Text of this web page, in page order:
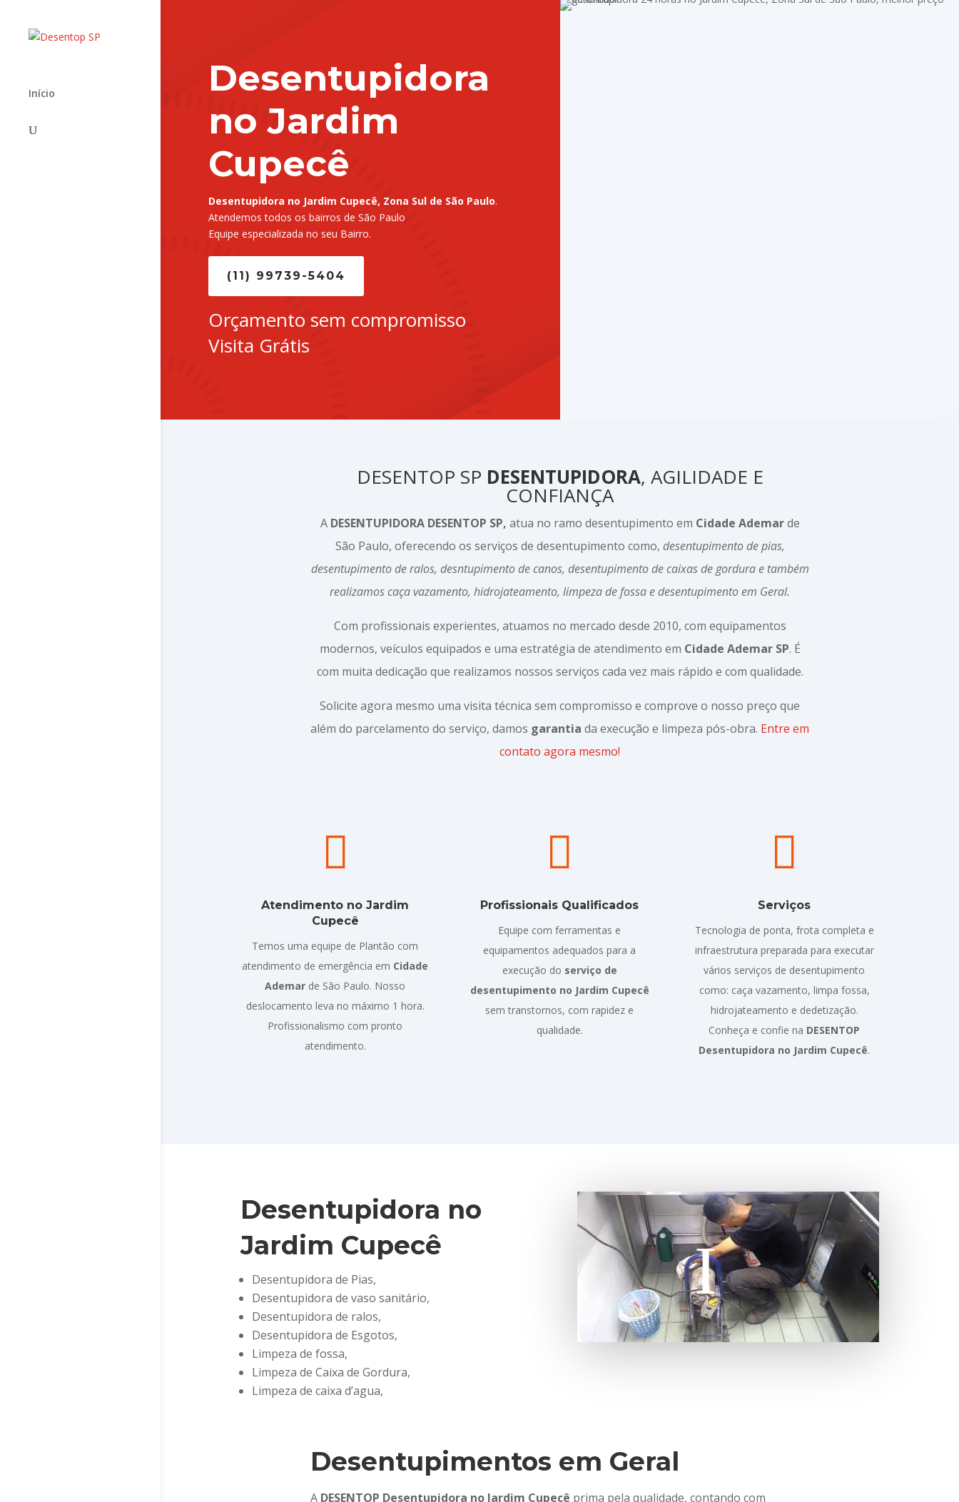
Início
Desentupidora
no Jardim
Cupecê
Desentupidora no Jardim Cupecê, Zona Sul de São Paulo.
Atendemos todos os bairros de São Paulo
Equipe especializada no seu Bairro.
(11) 99739-5404
Orçamento sem compromisso
Visita Grátis
DESENTOP SP DESENTUPIDORA, AGILIDADE E
CONFIANÇA
A DESENTUPIDORA DESENTOP SP, atua no ramo desentupimento em Cidade Ademarde
São Paulo, oferecendo os serviços de desentupimento como, desentupimento de pias,
desentupimento de ralos, desntupimento de canos, desentupimento de caixas de gordura e também
realizamos caça vazamento, hidrojateamento, limpeza de fossa e desentupimento em Geral.
Com profissionais experientes, atuamos no mercado desde 2010, com equipamentos
modernos, veículos equipados e uma estratégia de atendimento em Cidade Ademar SP. É
com muita dedicação que realizamos nossos serviços cada vez mais rápido e com qualidade.
Solicite agora mesmo uma visita técnica sem compromisso e comprove o nosso preço que
além do parcelamento do serviço, damos garantia da execução e limpeza pós-obra. Entre em
contato agora mesmo!

Atendimento no Jardim
Cupecê
Temos uma equipe de Plantão com
atendimento de emergência em Cidade
Ademar de São Paulo. Nosso
deslocamento leva no máximo 1 hora.
Profissionalismo com pronto
atendimento.

Profissionais Qualificados
Equipe com ferramentas e
equipamentos adequados para a
execução do serviço de
desentupimento no Jardim Cupecê
sem transtornos, com rapidez e
qualidade.

Serviços
Tecnologia de ponta, frota completa e
infraestrutura preparada para executar
vários serviços de desentupimento
como: caça vazamento, limpa fossa,
hidrojateamento e dedetização.
Conheça e confie na DESENTOP
Desentupidora no Jardim Cupecê.
Desentupidora no
Jardim Cupecê
Desentupidora de Pias,
Desentupidora de vaso sanitário,
Desentupidora de ralos,
Desentupidora de Esgotos,
Limpeza de fossa,
Limpeza de Caixa de Gordura,
Limpeza de caixa d’agua,
Desentupimentos em Geral
A DESENTOP Desentupidora no Jardim Cupecê prima pela qualidade, contando com